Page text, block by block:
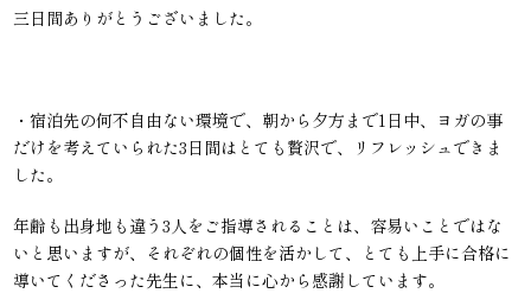
三日間ありがとうございました。
・宿泊先の何不自由ない環境で、朝から夕方まで1日中、ヨガの事
だけを考えていられた3日間はとても贅沢で、リフレッシュできま
した。
年齢も出身地も違う3人をご指導されることは、容易いことではな
いと思いますが、それぞれの個性を活かして、とても上手に合格に
導いてくださった先生に、本当に心から感謝しています。